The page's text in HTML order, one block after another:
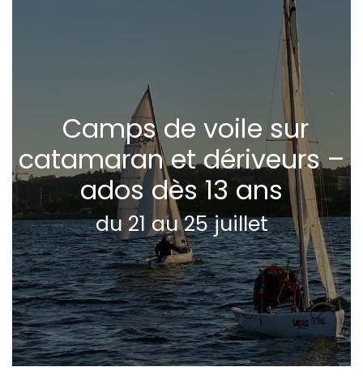
Camps de voile sur
catamaran et dériveurs –
ados dès 13 ans
du 21 au 25 juillet